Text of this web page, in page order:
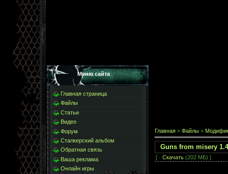
Меню сайта
Главная страница
Файлы
Статьи
Видео
Форум
Сталкерский альбом
Обратная связь
Ваша реклама
Онлайн игры
Главная » Файлы »
Guns from misery
[ · Скачать (202 МБ) ]